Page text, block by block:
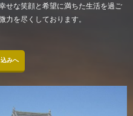
せな笑顔と希望に満ちた生活を過ご
力を尽くしております。
みへ